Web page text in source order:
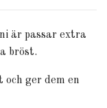
är passar extra
bröst.
ger dem en